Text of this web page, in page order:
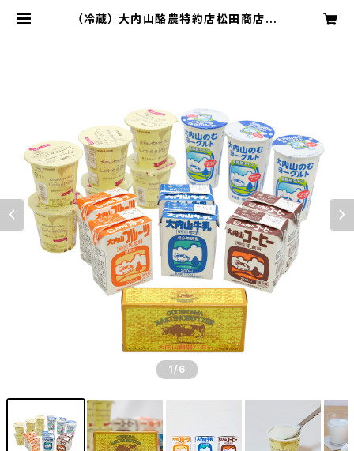
（冷蔵） 大内山酪農特約店松田商店お
松田商店
1 /6